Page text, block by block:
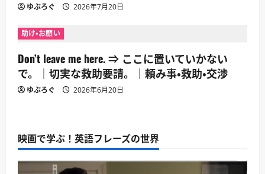
ゆぶろぐ 2026年7月20日
助け・お願い
Don’t leave me here. ⇒ ここに置いていかない
で。｜切実な救助要請。｜頼み事・救助・交渉
ゆぶろぐ 2026年6月20日
映画で学ぶ！英語フレーズの世界